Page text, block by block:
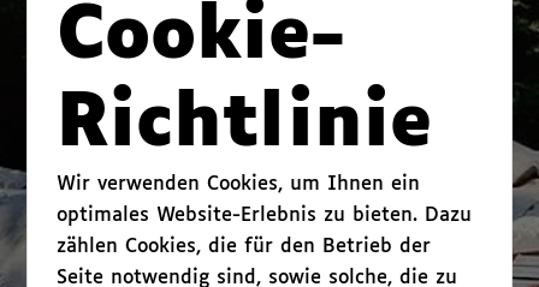
Cookie-
Richtlinie
Wir verwenden Cookies, um Ihnen ein
optimales Website-Erlebnis zu bieten. Dazu
zählen Cookies, die für den Betrieb der
Seite notwendig sind, sowie solche, die zu
e
.